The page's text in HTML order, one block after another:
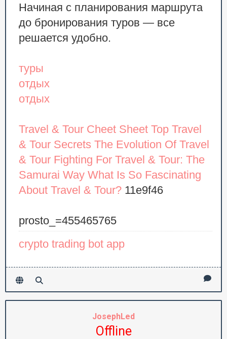
Начиная с планирования маршрута
до бронирования туров — все
решается удобно.
туры
отдых
отдых
Travel & Tour Cheet Sheet Top Travel
& Tour Secrets The Evolution Of Travel
& Tour Fighting For Travel & Tour: The
Samurai Way What Is So Fascinating
About Travel & Tour? 11e9f46
prosto_=455465765
crypto trading bot app
JosephLed
Offline